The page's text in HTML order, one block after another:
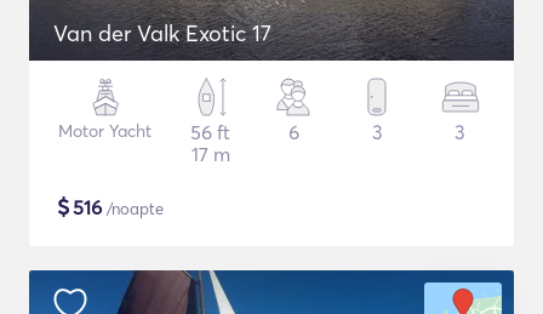
Van der Valk Exotic 17
Motor Yacht
56 ft
17 m
6 3 3
$516 /noapte